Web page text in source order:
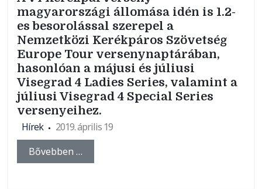
magyarországi állomása idén is 1.2-
es besorolással szerepel a
Nemzetközi Kerékpáros Szövetség
Europe Tour versenynaptárában,
hasonlóan a májusi és júliusi
Visegrad 4 Ladies Series, valamint a
júliusi Visegrad 4 Special Series
versenyeihez.
Hírek
2019. április 19
Bővebben …